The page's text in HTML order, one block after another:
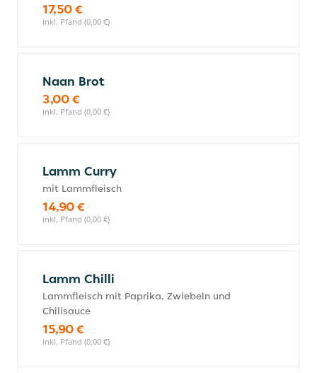
17,50 €
inkl. Pfand (0,00 €)
Naan Brot
3,00 €
inkl. Pfand (0,00 €)
Lamm Curry
mit Lammfleisch
14,90 €
inkl. Pfand (0,00 €)
Lamm Chilli
Lammfleisch mit Paprika, Zwiebeln und
Chilisauce
15,90 €
inkl. Pfand (0,00 €)